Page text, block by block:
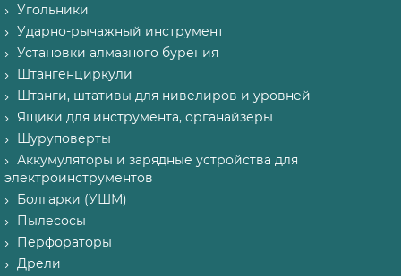
Угольники
Ударно-рычажный инструмент
Установки алмазного бурения
Штангенциркули
Штанги, штативы для нивелиров и уровней
Ящики для инструмента, органайзеры
Шуруповерты
Аккумуляторы и зарядные устройства для
электроинструментов
Болгарки (УШМ)
Пылесосы
Перфораторы
Дрели